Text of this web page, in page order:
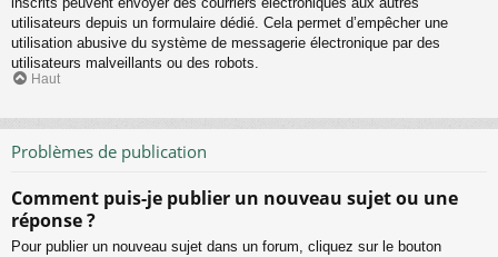
utilisateurs depuis un formulaire dédié. Cela permet d’empêcher une
utilisation abusive du système de messagerie électronique par des
utilisateurs malveillants ou des robots.
Haut
Problèmes de publication
Comment puis-je publier un nouveau sujet ou une
réponse ?
Pour publier un nouveau sujet dans un forum, cliquez sur le bouton